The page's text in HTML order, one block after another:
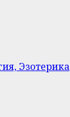
Эзотерика